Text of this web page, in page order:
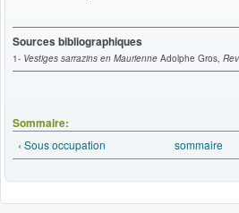
Sources bibliographiques
1- Vestiges sarrazins en Maurienne Adolphe Gros,
Sommaire:
‹ Sous occupation sommaire